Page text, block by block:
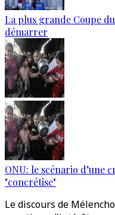
La plus grande Coupe
démarrer
ONU: le scénario d’une
"concrétise"
Le discours de